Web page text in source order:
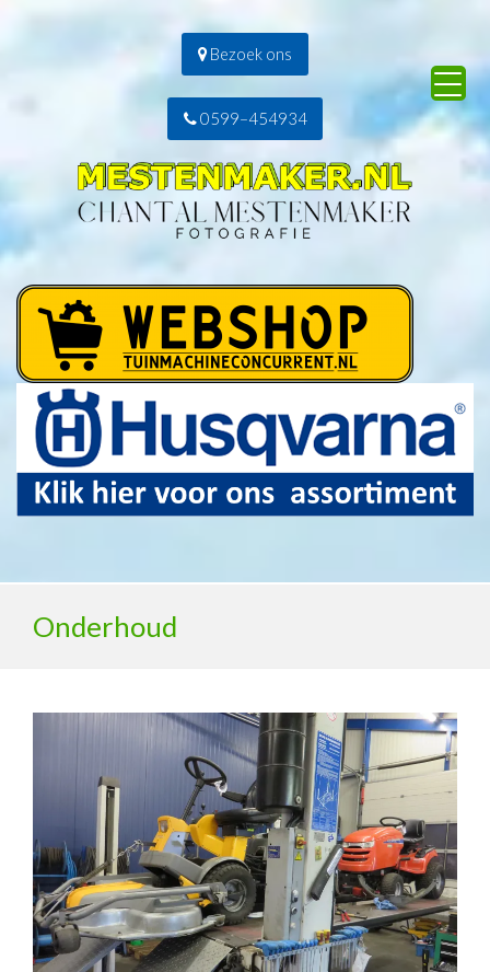
Bezoek ons
0599–454934
Onderhoud